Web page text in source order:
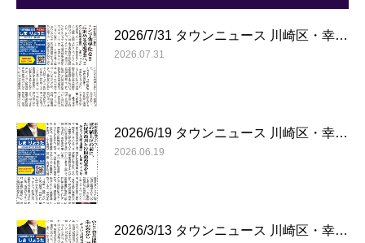
2026/7/31 タウンニュース 川崎区・幸…
2026.07.31
2026/6/19 タウンニュース 川崎区・幸…
2026.06.19
2026/3/13 タウンニュース 川崎区・幸…